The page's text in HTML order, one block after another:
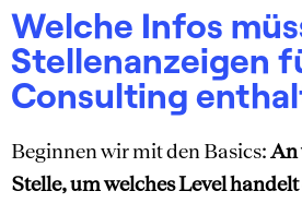
Welche Infos
Stellenanzeigen
Consulting
Beginnen wir mit den Basics:An
Stelle, um welches Level handelt